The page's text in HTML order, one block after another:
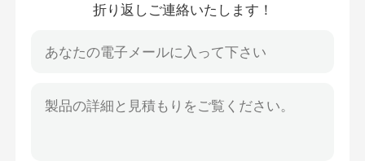
折り返しご連絡いたします！